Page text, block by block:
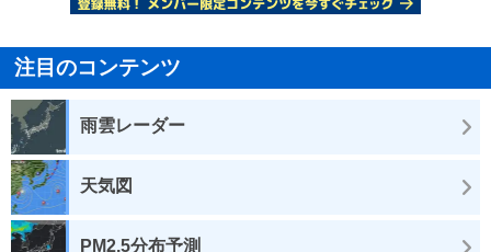
注目のコンテンツ
雨雲レーダー
天気図
PM2.5分布予測